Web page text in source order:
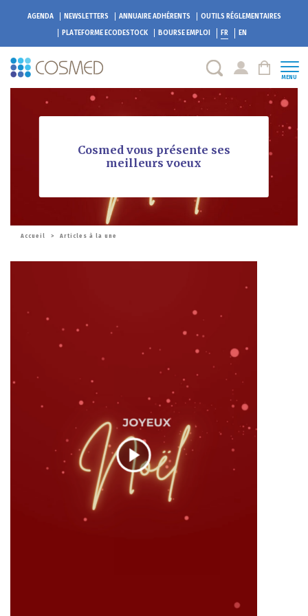
AGENDA NEWSLETTERS ANNUAIRE ADHÉRENTS
OUTILS RÉGLEMENTAIRES
PLATEFORME ECODESTOCK BOURSE EMPLOI FR EN
MENU
Cosmed vous présente ses
meilleurs voeux
Accueil > Articles à la une